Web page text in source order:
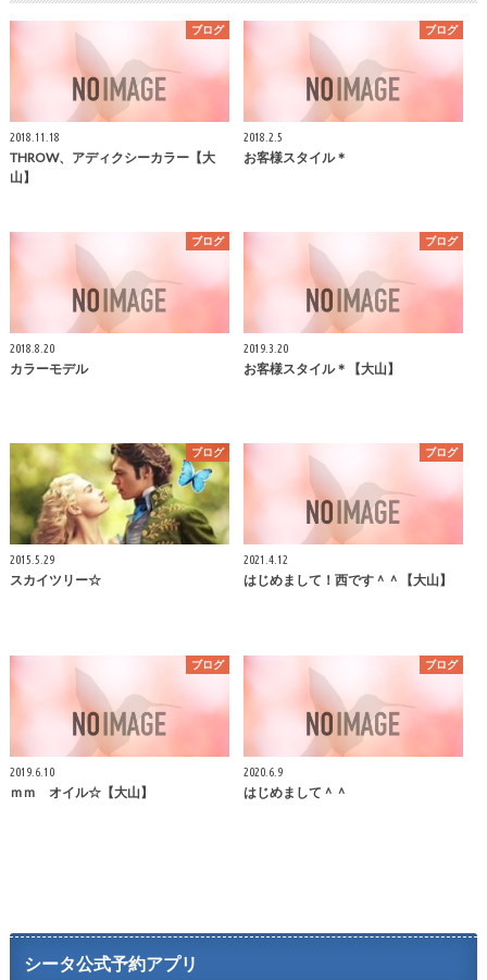
ブログ
2018.11.18
THROW、アディクシーカラー【大
山】
ブログ
2018.2.5
お客様スタイル＊
ブログ
2018.8.20
カラーモデル
ブログ
2019.3.20
お客様スタイル＊【大山】
ブログ
2015.5.29
スカイツリー☆
ブログ
2021.4.12
はじめまして！西です＾＾【大山】
ブログ
2019.6.10
ｍｍ オイル☆【大山】
ブログ
2020.6.9
はじめまして＾＾
シータ公式予約アプリ